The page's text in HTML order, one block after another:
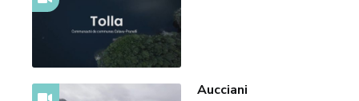
Aucciani